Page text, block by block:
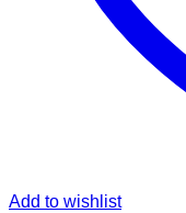
Add to wishlist